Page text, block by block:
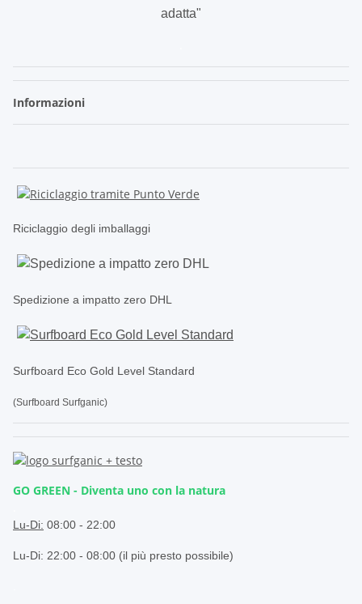
adatta"
Informazioni
Riciclaggio degli imballaggi
Spedizione a impatto zero DHL
Surfboard Eco Gold Level Standard
(Surfboard Surfganic)
GO GREEN - Diventa uno con la natura
Lu-Di: 08:00 - 22:00
Lu-Di: 22:00 - 08:00 (il più presto possibile)